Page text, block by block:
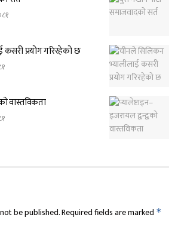
प्रयोग गरिरहेको छ
वास्तविकता
be published.Required fields are marked *